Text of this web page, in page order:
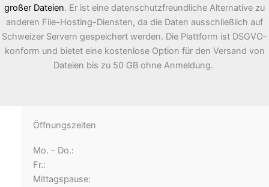
großer Dateien. Er ist eine datenschutzfreundliche Alternative zu
anderen File-Hosting-Diensten, da die Daten ausschließlich auf
Schweizer Servern gespeichert werden. Die Plattform ist DSGVO-
konform und bietet eine kostenlose Option für den Versand von
Dateien bis zu 50 GB ohne Anmeldung.
Öffnungszeiten
Mo. - Do.:
Fr.:
Mittagspause: